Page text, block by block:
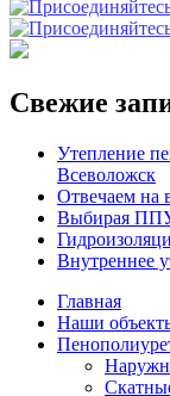
Свежие
Утепление
Всеволожск
Отвечаем
Выбирая
Внутреннее
Главная
Наши